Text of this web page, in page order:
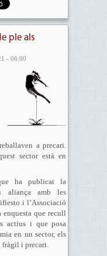
ple als
- 06:00
a precari.
sector està en
ha publicat la
aliança amb les
i l’Associació
enquesta que recull
actius i que posa
en un sector, els
fràgil i precari.